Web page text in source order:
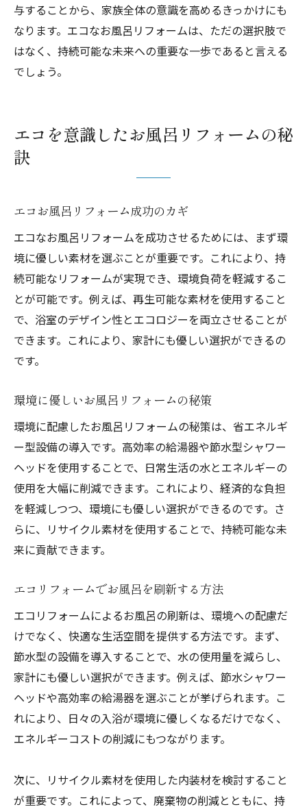
与することから、家族全体の意識を高めるきっかけにも
なります。エコなお風呂リフォームは、ただの選択肢で
はなく、持続可能な未来への重要な一歩であると言える
でしょう。
エコを意識したお風呂リフォームの秘
訣
エコお風呂リフォーム成功のカギ
エコなお風呂リフォームを成功させるためには、まず環
境に優しい素材を選ぶことが重要です。これにより、持
続可能なリフォームが実現でき、環境負荷を軽減するこ
とが可能です。例えば、再生可能な素材を使用すること
で、浴室のデザイン性とエコロジーを両立させることが
できます。これにより、家計にも優しい選択ができるの
です。
環境に優しいお風呂リフォームの秘策
環境に配慮したお風呂リフォームの秘策は、省エネルギ
ー型設備の導入です。高効率の給湯器や節水型シャワー
ヘッドを使用することで、日常生活の水とエネルギーの
使用を大幅に削減できます。これにより、経済的な負担
を軽減しつつ、環境にも優しい選択ができるのです。さ
らに、リサイクル素材を使用することで、持続可能な未
来に貢献できます。
エコリフォームでお風呂を刷新する方法
エコリフォームによるお風呂の刷新は、環境への配慮だ
けでなく、快適な生活空間を提供する方法です。まず、
節水型の設備を導入することで、水の使用量を減らし、
家計にも優しい選択ができます。例えば、節水シャワー
ヘッドや高効率の給湯器を選ぶことが挙げられます。こ
れにより、日々の入浴が環境に優しくなるだけでなく、
エネルギーコストの削減にもつながります。
次に、リサイクル素材を使用した内装材を検討すること
が重要です。これによって、廃棄物の削減とともに、持